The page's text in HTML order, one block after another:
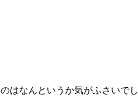
はなんというか気がふさいでし